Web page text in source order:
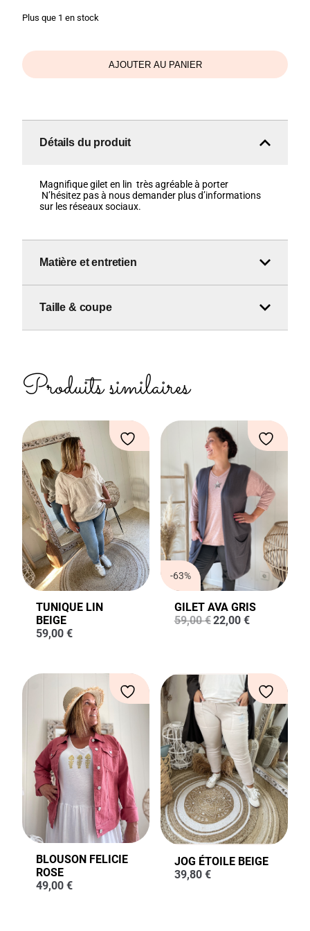
initial
35,00 €.12,00 €.
Plus que 1 en stock
AJOUTER AU PANIER
Détails du produit
Magnifique gilet en lin très agréable à porter
N’hésitez pas à nous demander plus d’informations
sur les réseaux sociaux.
Matière et entretien
Taille & coupe
Produits similaires
TUNIQUE LIN
BEIGE
59,00 €
-63%
GILET AVA GRIS
59,00€Le
59,00 €.
22,00 €Le
22,00 €.
BLOUSON FELICIE
ROSE
49,00 €
JOG ÉTOILE BEIGE
39,80 €